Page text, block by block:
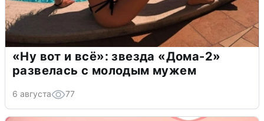
«Ну вот и всё»: звезда «Дома-2»
развелась с молодым мужем
6 августа 77